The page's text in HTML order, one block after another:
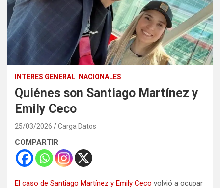
INTERES GENERAL NACIONALES
Quiénes son Santiago Martínez y
Emily Ceco
25/03/2026 Carga Datos
COMPARTIR
El caso de Santiago Martínez y Emily Ceco volvió a ocupar